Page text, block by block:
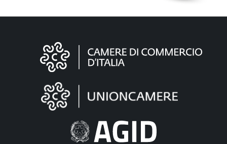
Informazioni
"Fattura
Elettronica"